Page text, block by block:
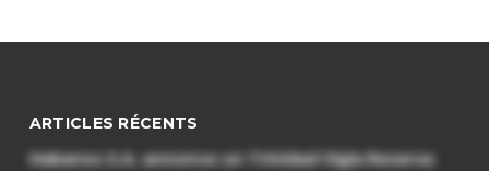
ARTICLES RÉCENTS
Habanos S.A. annonce un Trinidad Vigia Reserva